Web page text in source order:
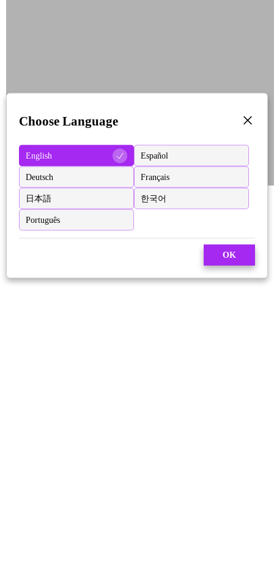
Choose Language
English Español
Deutsch Français
日本語 한국어
Português
OK